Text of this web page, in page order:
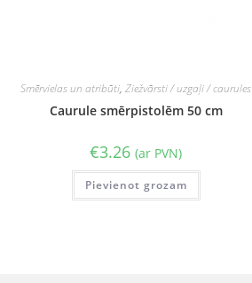
Smērvielas un atribūti,Ziežvārsti / uzgaļi / caurules
Caurule smērpistolēm 50 cm
€3.26 (ar PVN)
Pievienot grozam